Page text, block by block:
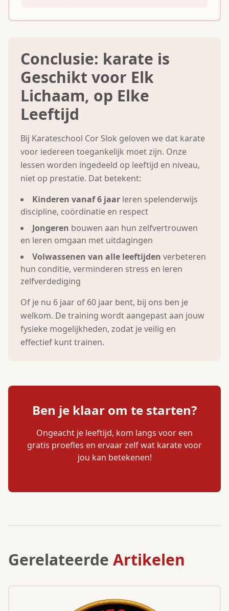
Conclusie: karate is
Geschikt voor Elk
Lichaam, op Elke
Leeftijd
Bij Karateschool Cor Slok geloven we dat karate
voor iedereen toegankelijk moet zijn. Onze
lessen worden ingedeeld op leeftijd en niveau,
niet op prestatie. Dat betekent:
Kinderen vanaf 6 jaar leren spelenderwijs
discipline, coördinatie en respect
Jongeren bouwen aan hun zelfvertrouwen
en leren omgaan met uitdagingen
Volwassenen van alle leeftijden verbeteren
hun conditie, verminderen stress en leren
zelfverdediging
Of je nu 6 jaar of 60 jaar bent, bij ons ben je
welkom. De training wordt aangepast aan jouw
fysieke mogelijkheden, zodat je veilig en
effectief kunt trainen.
Ben je klaar om te starten?
Ongeacht je leeftijd, kom langs voor een
gratis proefles en ervaar zelf wat karate voor
jou kan betekenen!
Gerelateerde Artikelen